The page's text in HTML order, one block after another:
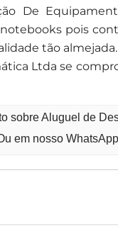
De
pois
tão
Ltda se
sobre Aluguel de
em nosso WhatsApp